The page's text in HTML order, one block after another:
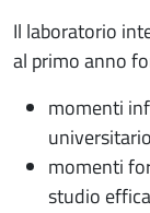
Il laboratorio
al primo anno
momenti
universitario
momenti
studio